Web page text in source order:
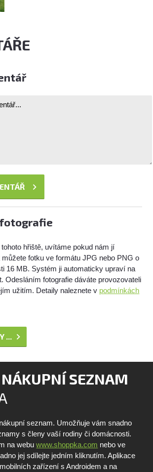
fotografie
hřiště, uvítáme pokud nám jí
fotku ve formátu JPG nebo PNG o
16 MB. Systém ji automaticky upraví na
Odesláním fotografie dáváte provozovateli
užitím. Detaily naleznete v podmínkách
...
SEZNAM
seznam. Umožňuje vám snadno
s členy vaší rodiny či domácnosti.
na webuwww.shoppka.com nebo ve
jej sdílejte jedním kliknutím. Aplikace
zařízení s Androidem a na